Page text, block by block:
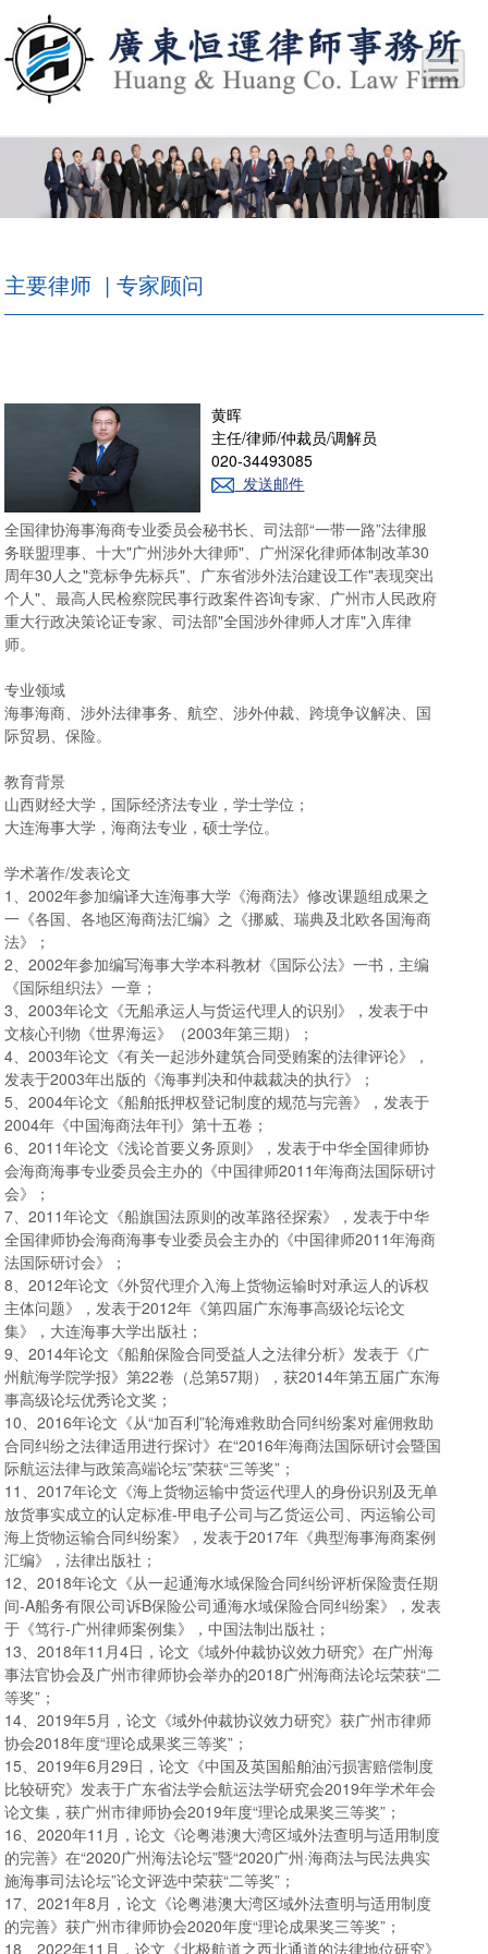
主要律师 | 专家顾问
黄晖
主任/律师/仲裁员/调解员
020-34493085
发送邮件
全国律协海事海商专业委员会秘书长、司法部“一带一路”法律服
务联盟理事、十大"广州涉外大律师"、广州深化律师体制改革30
周年30人之"竞标争先标兵"、广东省涉外法治建设工作"表现突出
个人"、最高人民检察院民事行政案件咨询专家、广州市人民政府
重大行政决策论证专家、司法部"全国涉外律师人才库"入库律
师。
专业领域
海事海商、涉外法律事务、航空、涉外仲裁、跨境争议解决、国
际贸易、保险。
教育背景
山西财经大学，国际经济法专业，学士学位；
大连海事大学，海商法专业，硕士学位。
学术著作/发表论文
1、2002年参加编译大连海事大学《海商法》修改课题组成果之
一《各国、各地区海商法汇编》之《挪威、瑞典及北欧各国海商
法》；
2、2002年参加编写海事大学本科教材《国际公法》一书，主编
《国际组织法》一章；
3、2003年论文《无船承运人与货运代理人的识别》，发表于中
文核心刊物《世界海运》（2003年第三期）；
4、2003年论文《有关一起涉外建筑合同受贿案的法律评论》，
发表于2003年出版的《海事判决和仲裁裁决的执行》；
5、2004年论文《船舶抵押权登记制度的规范与完善》，发表于
2004年《中国海商法年刊》第十五卷；
6、2011年论文《浅论首要义务原则》，发表于中华全国律师协
会海商海事专业委员会主办的《中国律师2011年海商法国际研讨
会》；
7、2011年论文《船旗国法原则的改革路径探索》，发表于中华
全国律师协会海商海事专业委员会主办的《中国律师2011年海商
法国际研讨会》；
8、2012年论文《外贸代理介入海上货物运输时对承运人的诉权
主体问题》，发表于2012年《第四届广东海事高级论坛论文
集》，大连海事大学出版社；
9、2014年论文《船舶保险合同受益人之法律分析》发表于《广
州航海学院学报》第22卷（总第57期），获2014年第五届广东海
事高级论坛优秀论文奖；
10、2016年论文《从“加百利”轮海难救助合同纠纷案对雇佣救助
合同纠纷之法律适用进行探讨》在“2016年海商法国际研讨会暨国
际航运法律与政策高端论坛”荣获“三等奖”；
11、2017年论文《海上货物运输中货运代理人的身份识别及无单
放货事实成立的认定标准-甲电子公司与乙货运公司、丙运输公司
海上货物运输合同纠纷案》，发表于2017年《典型海事海商案例
汇编》，法律出版社；
12、2018年论文《从一起通海水域保险合同纠纷评析保险责任期
间-A船务有限公司诉B保险公司通海水域保险合同纠纷案》，发表
于《笃行-广州律师案例集》，中国法制出版社；
13、2018年11月4日，论文《域外仲裁协议效力研究》在广州海
事法官协会及广州市律师协会举办的2018广州海商法论坛荣获“二
等奖”；
14、2019年5月，论文《域外仲裁协议效力研究》获广州市律师
协会2018年度“理论成果奖三等奖”；
15、2019年6月29日，论文《中国及英国船舶油污损害赔偿制度
比较研究》发表于广东省法学会航运法学研究会2019年学术年会
论文集，获广州市律师协会2019年度“理论成果奖三等奖”；
16、2020年11月，论文《论粤港澳大湾区域外法查明与适用制度
的完善》在“2020广州海法论坛”暨“2020广州·海商法与民法典实
施海事司法论坛”论文评选中荣获“二等奖”；
17、2021年8月，论文《论粤港澳大湾区域外法查明与适用制度
的完善》获广州市律师协会2020年度“理论成果奖三等奖”；
18、2022年11月，论文《北极航道之西北通道的法律地位研究》